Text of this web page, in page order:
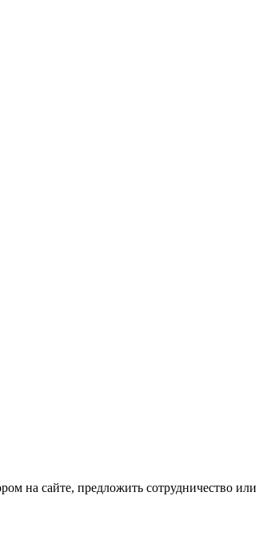
на сайте, предложить сотрудничество